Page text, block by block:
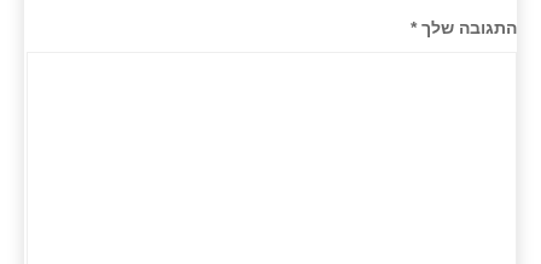
התגובה שלך*